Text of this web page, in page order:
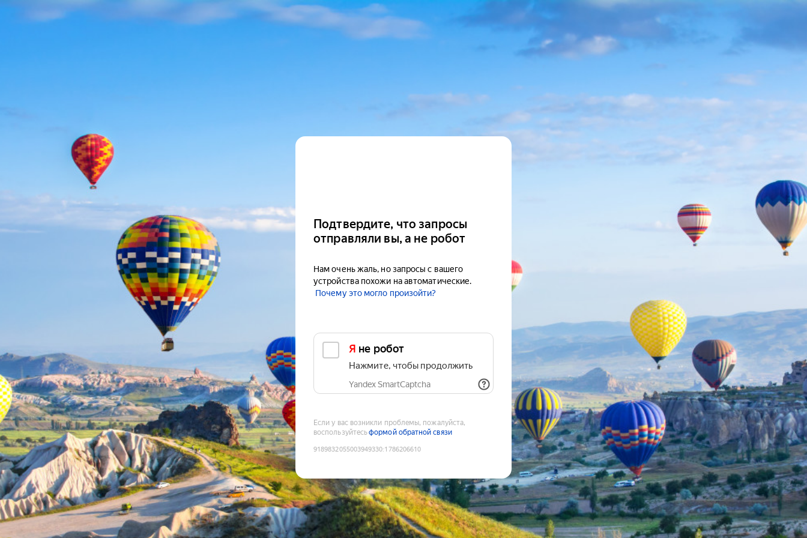
Подтвердите, что запросы
отправляли вы, а не робот
Нам очень жаль, но запросы с вашего
устройства похожи на автоматические.
Почему это могло произойти?
Я не робот
Нажмите, чтобы продолжить
Yandex SmartCaptcha
Если у вас возникли проблемы, пожалуйста,
воспользуйтесьформой обратной связи
9189832055003949330:1786206610